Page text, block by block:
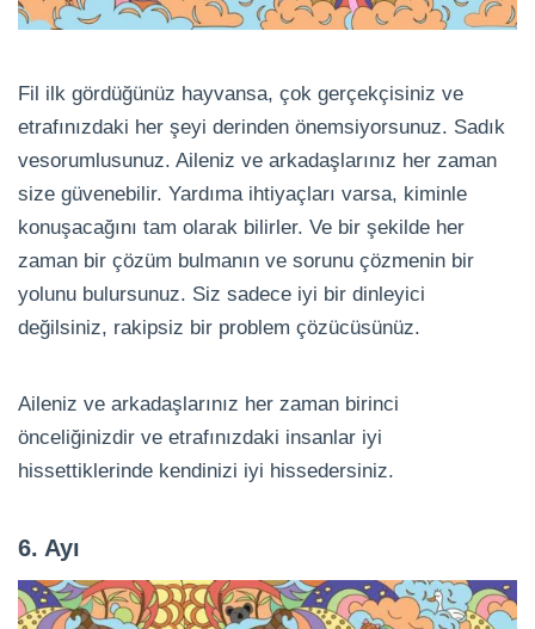
Fil ilk gördüğünüz hayvansa, çok gerçekçisiniz ve
etrafınızdaki her şeyi derinden önemsiyorsunuz. Sadık
vesorumlusunuz. Aileniz ve arkadaşlarınız her zaman
size güvenebilir. Yardıma ihtiyaçları varsa, kiminle
konuşacağını tam olarak bilirler. Ve bir şekilde her
zaman bir çözüm bulmanın ve sorunu çözmenin bir
yolunu bulursunuz. Siz sadece iyi bir dinleyici
değilsiniz, rakipsiz bir problem çözücüsünüz.
Aileniz ve arkadaşlarınız her zaman birinci
önceliğinizdir ve etrafınızdaki insanlar iyi
hissettiklerinde kendinizi iyi hissedersiniz.
6. Ayı